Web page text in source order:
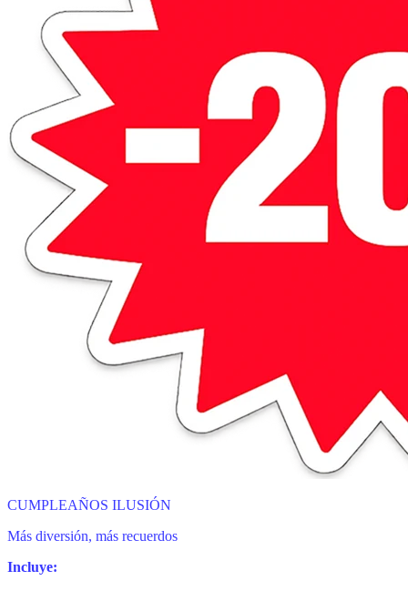
CUMPLEAÑOS ILUSIÓN
Más diversión, más recuerdos
Incluye: